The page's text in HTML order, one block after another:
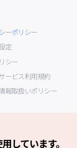
ーポリシー
定
シー
ービス利用規約
報取扱いポリシー
しています。